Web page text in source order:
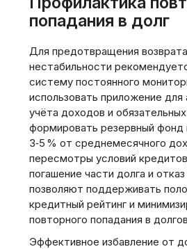
попадания в долг
Для предотвращения
нестабильности
систему постоянного
использовать приложение для
учёта доходов и
формировать резервный фонд
3‑5 % от среднемесячного
пересмотры условий
погашение части долга и
позволяют поддерживать
кредитный рейтинг и
повторного попадания в
Эффективное избавление от